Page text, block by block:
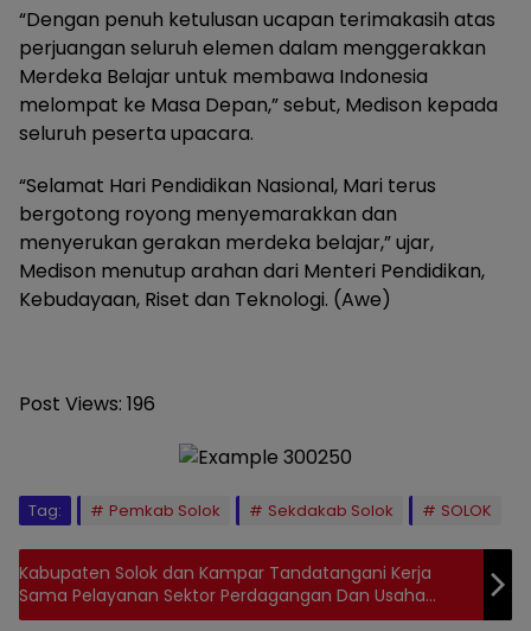
“Dengan penuh ketulusan ucapan terimakasih atas
perjuangan seluruh elemen dalam menggerakkan
Merdeka Belajar untuk membawa Indonesia
melompat ke Masa Depan,” sebut, Medison kepada
seluruh peserta upacara.
“Selamat Hari Pendidikan Nasional, Mari terus
bergotong royong menyemarakkan dan
menyerukan gerakan merdeka belajar,” ujar,
Medison menutup arahan dari Menteri Pendidikan,
Kebudayaan, Riset dan Teknologi. (Awe)
Post Views: 196
Tag: Pemkab Solok Sekdakab Solok SOLOK
Kabupaten Solok dan Kampar Tandatangani Kerja
Sama Pelayanan Sektor Perdagangan Dan Usaha
Mikro Kecil